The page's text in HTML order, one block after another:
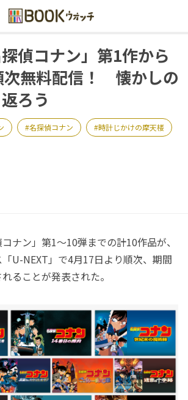
偵コナン」第1作から
次無料配信！ 懐かしの
ろう
名探偵コナン 時計じかけの摩天楼
ナン」第1～10弾までの計10作品が、
U-NEXT」で4月17日より順次、期間
ることが発表された。